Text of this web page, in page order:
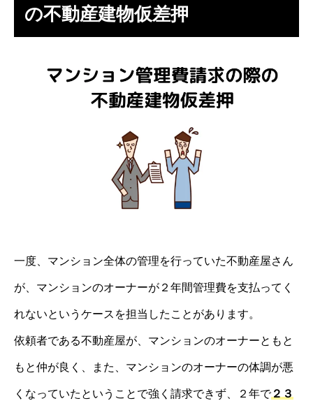
の不動産建物仮差押
一度、マンション全体の管理を行っていた不動産屋さん
が、マンションのオーナーが２年間管理費を支払ってく
れないというケースを担当したことがあります。
依頼者である不動産屋が、マンションのオーナーともと
もと仲が良く、また、マンションのオーナーの体調が悪
くなっていたということで強く請求できず、２年で２３